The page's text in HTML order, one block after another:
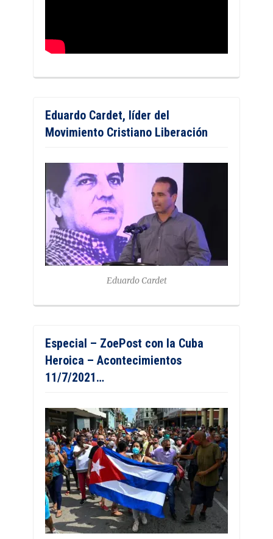
Eduardo Cardet, líder del
Movimiento Cristiano Liberación
Eduardo Cardet
Especial – ZoePost con la Cuba
Heroica – Acontecimientos
11/7/2021…